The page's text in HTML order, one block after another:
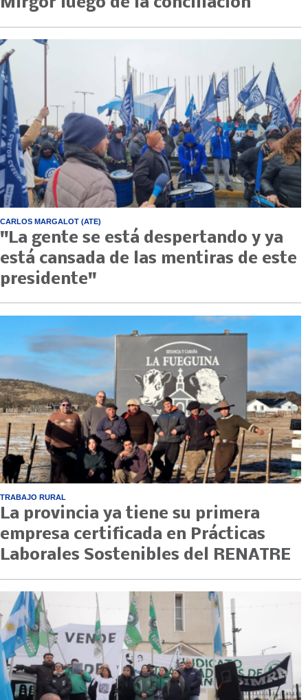
CARLOS MARGALOT (ATE)
"La gente se está despertando y ya
está cansada de las mentiras de este
presidente"
TRABAJO RURAL
La provincia ya tiene su primera
empresa certificada en Prácticas
Laborales Sostenibles del RENATRE